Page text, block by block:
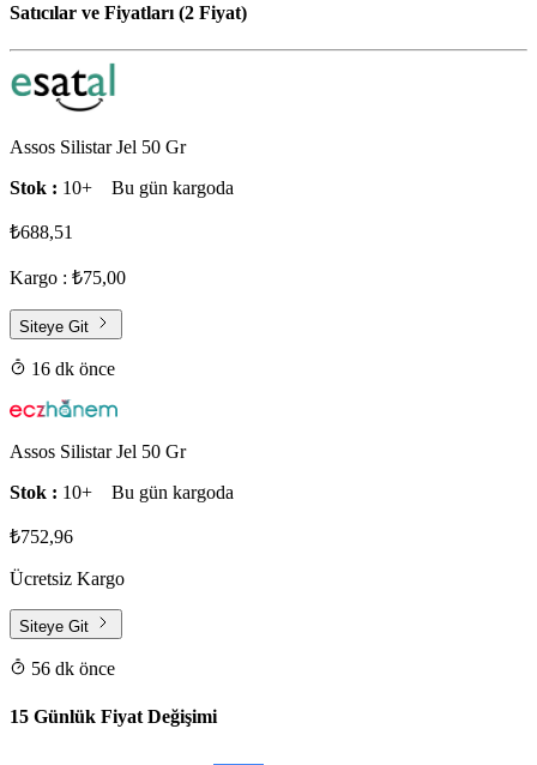
Satıcılar ve Fiyatları (2 Fiyat)
Assos Silistar Jel 50 Gr
Stok : 10+ Bu gün kargoda
₺688,51
Kargo : ₺75,00
Siteye Git
16 dk önce
Assos Silistar Jel 50 Gr
Stok : 10+ Bu gün kargoda
₺752,96
Ücretsiz Kargo
Siteye Git
56 dk önce
15 Günlük Fiyat Değişimi